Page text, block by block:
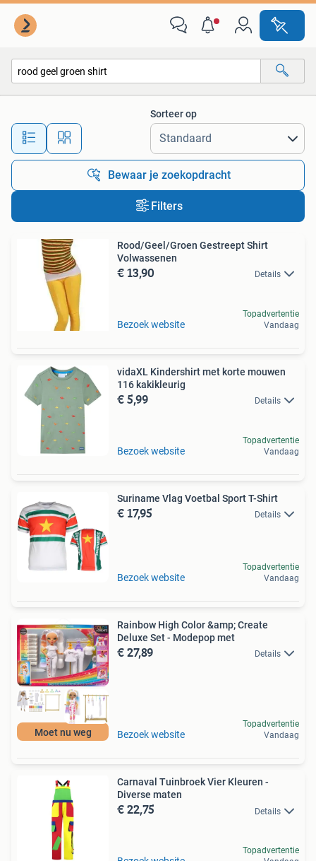
Alle afstanden…
Sorteer op
Bewaar je zoekopdracht
Filters
Rood/Geel/Groen Gestreept Shirt
Volwassenen
€ 13,90 Details
Bezoek website
Topadvertentie
Vandaag
vidaXL Kindershirt met korte mouwen
116 kakikleurig
€ 5,99 Details
Bezoek website
Topadvertentie
Vandaag
Suriname Vlag Voetbal Sport T-Shirt
€ 17,95 Details
Bezoek website
Topadvertentie
Vandaag
Moet nu weg
Rainbow High Color &amp; Create
Deluxe Set - Modepop met
€ 27,89 Details
Bezoek website
Topadvertentie
Vandaag
Carnaval Tuinbroek Vier Kleuren -
Diverse maten
€ 22,75 Details
Topadvertentie